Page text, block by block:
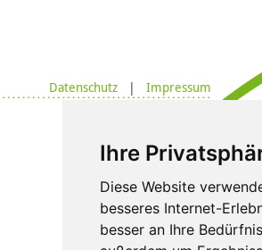
Ihre
Diese Website
besseres Internet-
besser an Ihre
Datenschutz| Impressum